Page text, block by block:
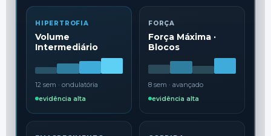
HIPERTROFIA
Volume
Intermediário
12 sem · ondulatória
evidência alta
FORÇA
Força Máxima ·
Blocos
8 sem · avançado
evidência alta